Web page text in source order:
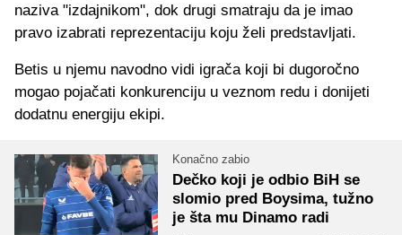
naziva "izdajnikom", dok drugi smatraju da je imao
pravo izabrati reprezentaciju koju želi predstavljati.
Betis u njemu navodno vidi igrača koji bi dugoročno
mogao pojačati konkurenciju u veznom redu i donijeti
dodatnu energiju ekipi.
Konačno zabio
Dečko koji je odbio BiH se
slomio pred Boysima, tužno
je šta mu Dinamo radi